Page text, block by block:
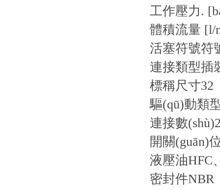
工作壓力.
體積流量 [l/
活塞符號符
連接類型插
標稱尺寸32
驅(qū)動類
連接數(shù)
開關(guān)
液壓油HFC
密封件NBR